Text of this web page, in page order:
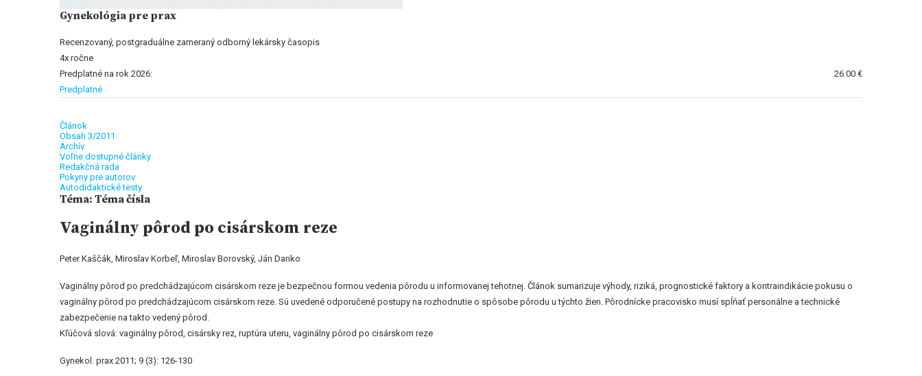
Gynekológia pre prax
Recenzovaný, postgraduálne zameraný odborný lekársky časopis
4x ročne
Predplatné na rok 2026:
26.00 €
Predplatné
Článok
Obsah 3/2011
Archív
Voľne dostupné články
Redakčná rada
Pokyny pre autorov
Autodidaktické testy
Téma: Téma čísla
Vaginálny pôrod po cisárskom reze
Peter Kaščák, Miroslav Korbeľ, Miroslav Borovský, Ján Danko
Vaginálny pôrod po predchádzajúcom cisárskom reze je bezpečnou formou vedenia pôrodu u informovanej tehotnej. Článok sumarizuje výhody, riziká, prognostické faktory a kontraindikácie pokusu o
vaginálny pôrod po predchádzajúcom cisárskom reze. Sú uvedené odporučené postupy na rozhodnutie o spôsobe pôrodu u týchto žien. Pôrodnícke pracovisko musí spĺňať personálne a technické
zabezpečenie na takto vedený pôrod.
Kľúčová slová: vaginálny pôrod, cisársky rez, ruptúra uteru, vaginálny pôrod po cisárskom reze
Gynekol. prax 2011; 9 (3): 126-130